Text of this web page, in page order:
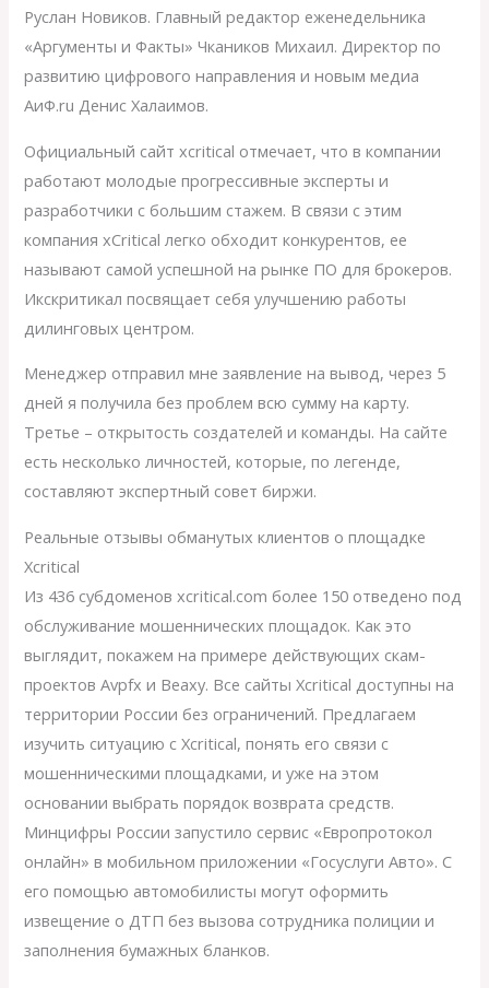
Руслан Новиков. Главный редактор еженедельника
«Аргументы и Факты» Чкаников Михаил. Директор по
развитию цифрового направления и новым медиа
АиФ.ru Денис Халаимов.
Официальный сайт xcritical отмечает, что в компании
работают молодые прогрессивные эксперты и
разработчики с большим стажем. В связи с этим
компания xCritical легко обходит конкурентов, ее
называют самой успешной на рынке ПО для брокеров.
Икскритикал посвящает себя улучшению работы
дилинговых центром.
Менеджер отправил мне заявление на вывод, через 5
дней я получила без проблем всю сумму на карту.
Третье – открытость создателей и команды. На сайте
есть несколько личностей, которые, по легенде,
составляют экспертный совет биржи.
Реальные отзывы обманутых клиентов о площадке
Xcritical
Из 436 субдоменов xcritical.com более 150 отведено под
обслуживание мошеннических площадок. Как это
выглядит, покажем на примере действующих скам-
проектов Avpfx и Beaxy. Все сайты Xcritical доступны на
территории России без ограничений. Предлагаем
изучить ситуацию с Xcritical, понять его связи с
мошенническими площадками, и уже на этом
основании выбрать порядок возврата средств.
Минцифры России запустило сервис «Европротокол
онлайн» в мобильном приложении «Госуслуги Авто». С
его помощью автомобилисты могут оформить
извещение о ДТП без вызова сотрудника полиции и
заполнения бумажных бланков.